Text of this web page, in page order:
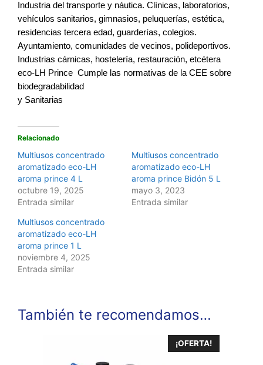
Industria del transporte y náutica. Clínicas, laboratorios,
vehículos sanitarios, gimnasios, peluquerías, estética,
residencias tercera edad, guarderías, colegios.
Ayuntamiento, comunidades de vecinos, polideportivos.
Industrias cárnicas, hostelería, restauración, etcétera
eco-LH Prince Cumple las normativas de la CEE sobre
biodegradabilidad
y Sanitarias
Relacionado
Multiusos concentrado
aromatizado eco-LH
aroma prince 4 L
octubre 19, 2025
Entrada similar
Multiusos concentrado
aromatizado eco-LH
aroma prince Bidón 5 L
mayo 3, 2023
Entrada similar
Multiusos concentrado
aromatizado eco-LH
aroma prince 1 L
noviembre 4, 2025
Entrada similar
También te recomendamos…
¡OFERTA!